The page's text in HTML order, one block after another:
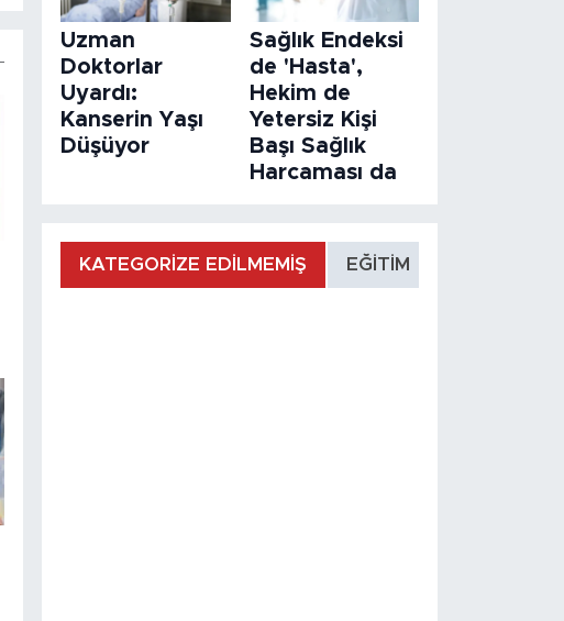
Uzman
Doktorlar
Uyardı:
Kanserin Yaşı
Düşüyor
Sağlık Endeksi
de 'Hasta',
Hekim de
Yetersiz Kişi
Başı Sağlık
Harcaması da
KATEGORİZE EDİLMEMİŞ EĞİTİM